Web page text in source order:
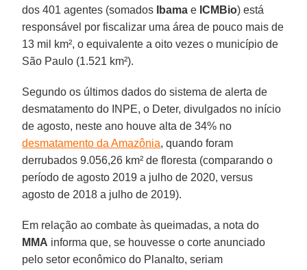
dos 401 agentes (somados
Ibama e ICMBio) está
responsável por fiscalizar uma área de pouco mais de
13 mil km², o equivalente a oito vezes o município de
São Paulo (1.521 km²).
Segundo os últimos dados do sistema de alerta de
desmatamento do INPE, o Deter, divulgados no início
de agosto, neste ano houve alta de 34% no
desmatamento da Amazônia, quando foram
derrubados 9.056,26 km² de floresta (comparando o
período de agosto 2019 a julho de 2020, versus
agosto de 2018 a julho de 2019).
Em relação ao combate às queimadas, a nota do
MMA informa que, se houvesse o corte anunciado
pelo setor econômico do Planalto, seriam